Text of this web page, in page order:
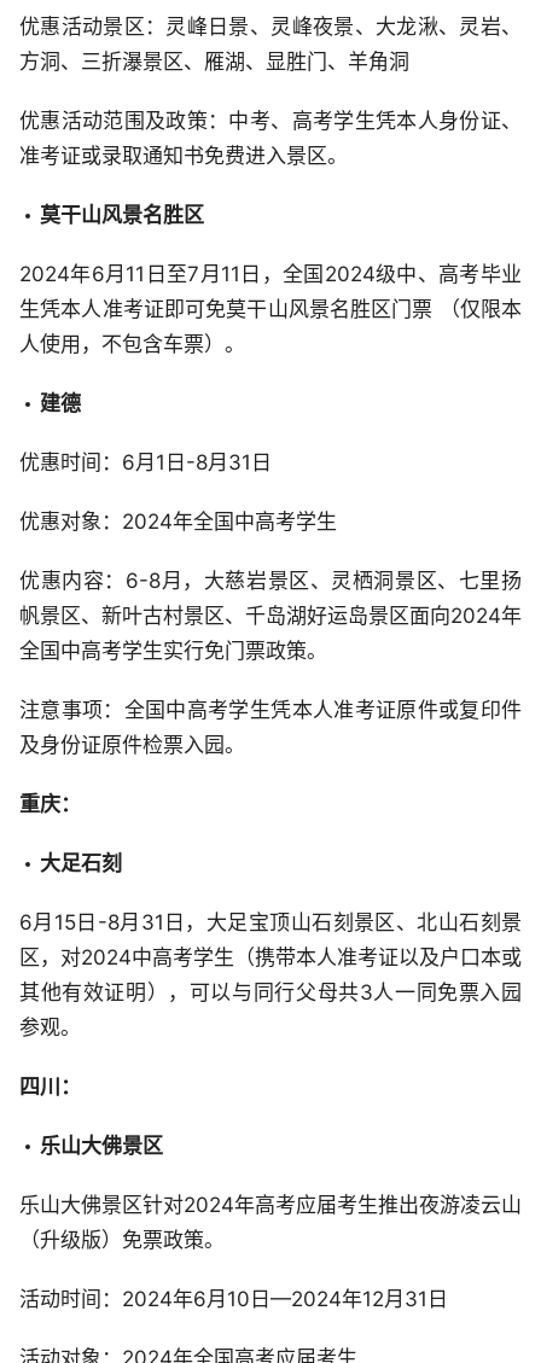
优惠活动景区：灵峰日景、灵峰夜景、大龙湫、灵岩、
方洞、三折瀑景区、雁湖、显胜门、羊角洞
优惠活动范围及政策：中考、高考学生凭本人身份证、
准考证或录取通知书免费进入景区。
莫干山风景名胜区
2024年6月11日至7月11日，全国2024级中、高考毕业
生凭本人准考证即可免莫干山风景名胜区门票 （仅限本
人使用，不包含车票）。
建德
优惠时间：6月1日-8月31日
优惠对象：2024年全国中高考学生
优惠内容：6-8月，大慈岩景区、灵栖洞景区、七里扬
帆景区、新叶古村景区、千岛湖好运岛景区面向2024年
全国中高考学生实行免门票政策。
注意事项：全国中高考学生凭本人准考证原件或复印件
及身份证原件检票入园。
重庆：
大足石刻
6月15日-8月31日，大足宝顶山石刻景区、北山石刻景
区，对2024中高考学生（携带本人准考证以及户口本或
其他有效证明），可以与同行父母共3人一同免票入园
参观。
四川：
乐山大佛景区
乐山大佛景区针对2024年高考应届考生推出夜游凌云山
（升级版）免票政策。
活动时间：2024年6月10日—2024年12月31日